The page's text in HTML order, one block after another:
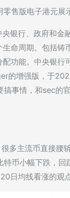
售版电子港元展
银行、政府和金
命周期。包括铸
功能。中央银
的增强版，于
事情，和sec的
多主流币直接腰
特币小幅下跌，
日均线看涨的观